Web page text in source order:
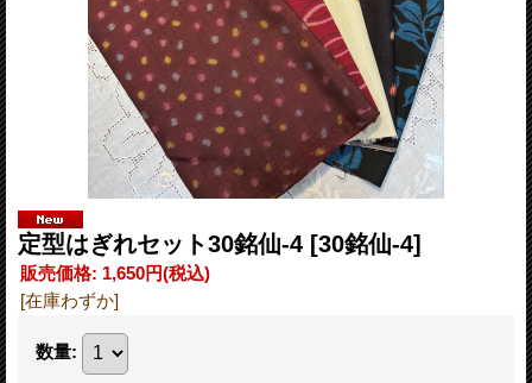
定型はぎれセット30銘仙-4 [30銘仙-4]
販売価格: 1,650円(税込)
[在庫わずか]
数量: